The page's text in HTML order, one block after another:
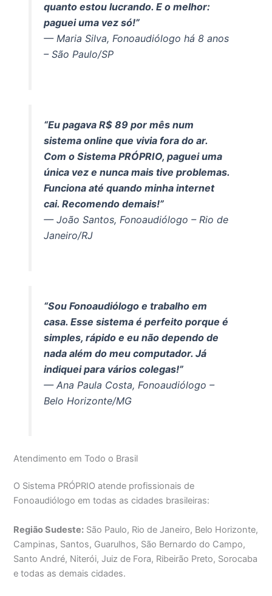
quanto estou lucrando. E o melhor:
paguei uma vez só!”
— Maria Silva, Fonoaudiólogo há 8 anos
– São Paulo/SP
“Eu pagava R$ 89 por mês num
sistema online que vivia fora do ar.
Com o Sistema PRÓPRIO, paguei uma
única vez e nunca mais tive problemas.
Funciona até quando minha internet
cai. Recomendo demais!”
— João Santos, Fonoaudiólogo – Rio de
Janeiro/RJ
“Sou Fonoaudiólogo e trabalho em
casa. Esse sistema é perfeito porque é
simples, rápido e eu não dependo de
nada além do meu computador. Já
indiquei para vários colegas!”
— Ana Paula Costa, Fonoaudiólogo –
Belo Horizonte/MG
Atendimento em Todo o Brasil
O Sistema PRÓPRIO atende profissionais de
Fonoaudiólogo em todas as cidades brasileiras:
Região Sudeste: São Paulo, Rio de Janeiro, Belo Horizonte,
Campinas, Santos, Guarulhos, São Bernardo do Campo,
Santo André, Niterói, Juiz de Fora, Ribeirão Preto, Sorocaba
e todas as demais cidades.